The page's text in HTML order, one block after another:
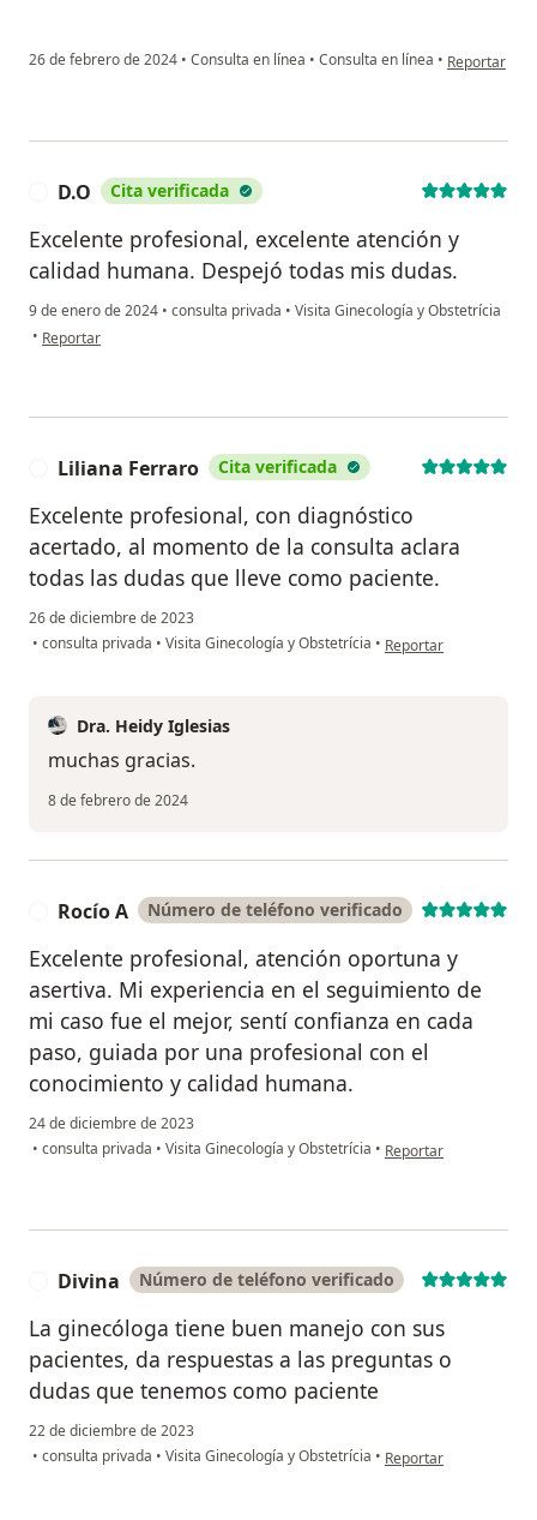
26 de febrero de 2024 • Consulta en línea • Consulta en línea • en opinión
Reportar
D.O Cita verificada
Excelente profesional, excelente atención y
calidad humana. Despejó todas mis dudas.
9 de enero de 2024 • consulta privada • Visita Ginecología y Obstetrícia
• en opinión del usuario D.O
Reportar
Liliana Ferraro Cita verificada
Excelente profesional, con diagnóstico
acertado, al momento de la consulta aclara
todas las dudas que lleve como paciente.
26 de diciembre de 2023
• consulta privada • Visita Ginecología y Obstetrícia • en opinión del usuario
Reportar
Dra. Heidy Iglesias
muchas gracias.
8 de febrero de 2024
Rocío A Número de teléfono verificado
Excelente profesional, atención oportuna y
asertiva. Mi experiencia en el seguimiento de
mi caso fue el mejor, sentí confianza en cada
paso, guiada por una profesional con el
conocimiento y calidad humana.
24 de diciembre de 2023
• consulta privada • Visita Ginecología y Obstetrícia • en opinión del usuario
Reportar
Divina Número de teléfono verificado
La ginecóloga tiene buen manejo con sus
pacientes, da respuestas a las preguntas o
dudas que tenemos como paciente
22 de diciembre de 2023
• consulta privada • Visita Ginecología y Obstetrícia • en opinión del usuario
Reportar